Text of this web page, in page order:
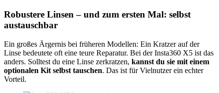
Robustere Linsen – und zum ersten Mal: selbst
austauschbar
Ein großes Ärgernis bei früheren Modellen: Ein Kratzer auf der
Linse bedeutete oft eine teure Reparatur. Bei der Insta360 X5 ist das
anders. Solltest du eine Linse zerkratzen, kannst du sie mit einem
optionalen Kit selbst tauschen. Das ist für Vielnutzer ein echter
Vorteil.